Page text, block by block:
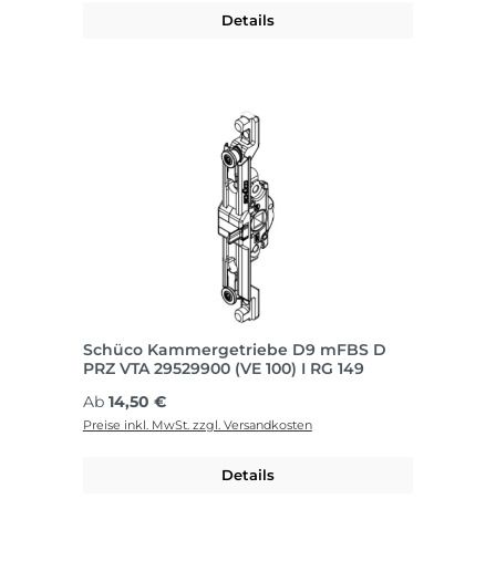
Details
Schüco Kammergetriebe D9 mFBS D
PRZ VTA 29529900 (VE 100) I RG 149
Regulärer Preis:
Ab 14,50 €
Preise inkl. MwSt. zzgl. Versandkosten
Details